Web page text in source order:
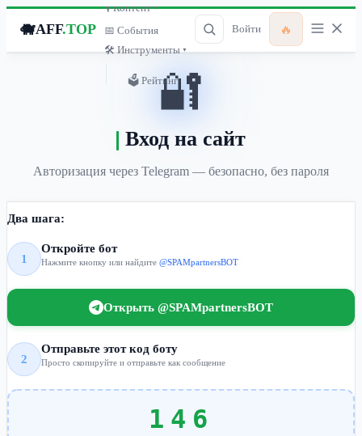
🐗AFF.TOP
🎙 Контент ▾
📅 События
🛠 Инструменты ▾
🗳 Рейтинг
Войти 🔥
🔐
Вход на сайт
Авторизация через Telegram — безопасно, без пароля
Два шага:
1
Откройте бот
Нажмите кнопку или найдите @SPAMpartnersBOT
Открыть @SPAMpartnersBOT
2
Отправьте этот код боту
Просто скопируйте и отправьте как сообщение
146